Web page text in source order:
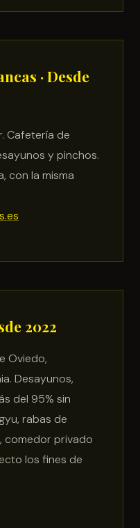
· Desde
Cafetería de
y pinchos.
con la misma
2022
Oviedo,
Desayunos,
del 95% sin
rabas de
comedor privado
los fines de